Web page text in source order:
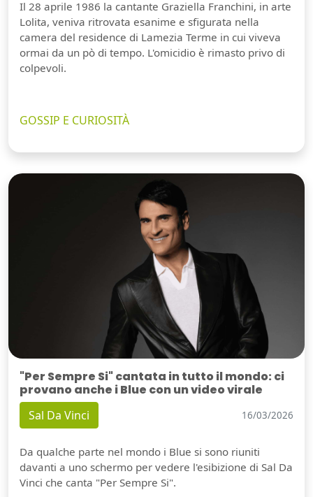
Il 28 aprile 1986 la cantante Graziella Franchini, in arte
Lolita, veniva ritrovata esanime e sfigurata nella
camera del residence di Lamezia Terme in cui viveva
ormai da un pò di tempo. L'omicidio è rimasto privo di
colpevoli.
GOSSIP E CURIOSITÀ
"Per Sempre Si" cantata in tutto il mondo: ci
provano anche i Blue con un video virale
Sal Da Vinci 16/03/2026
Da qualche parte nel mondo i Blue si sono riuniti
davanti a uno schermo per vedere l'esibizione di Sal Da
Vinci che canta "Per Sempre Si".